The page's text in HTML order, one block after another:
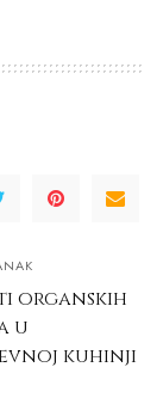
organskih
u
kuhinji